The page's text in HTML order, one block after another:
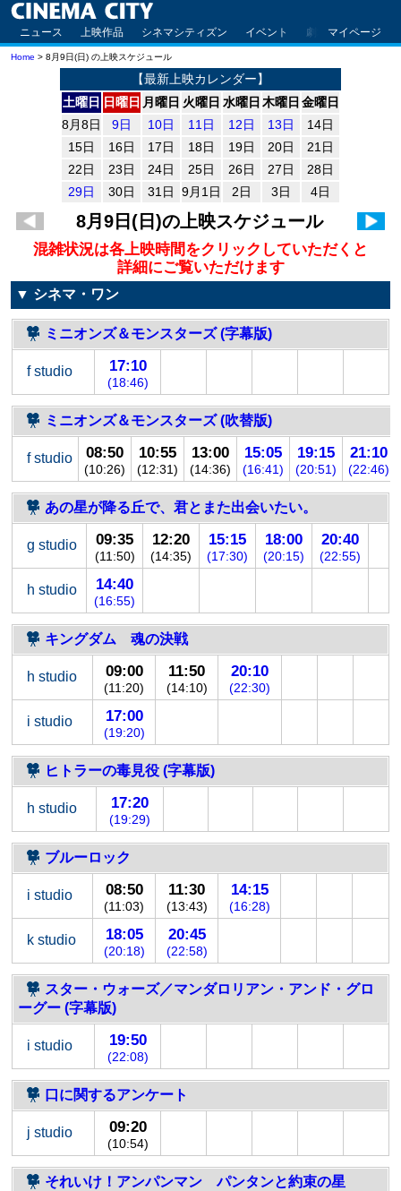
ニュース 上映作品 シネマシティズン イベント 劇場案内 アク
マイページ
Home > 8月9日(日) の上映スケジュール
8月9日(日)の上映スケジュール
混雑状況は各上映時間をクリックしていただくと
詳細にご覧いただけます
▼ シネマ・ワン
ミニオンズ＆モンスターズ (字幕版)
f studio 17:10
(18:46)
ミニオンズ＆モンスターズ (吹替版)
f studio 08:50
(10:26)
10:55
(12:31)
13:00
(14:36)
15:05
(16:41)
19:15
(20:51)
21:10
(22:46)
あの星が降る丘で、君とまた出会いたい。
g studio 09:35
(11:50)
12:20
(14:35)
15:15
(17:30)
18:00
(20:15)
20:40
(22:55)
h studio 14:40
(16:55)
キングダム 魂の決戦
h studio 09:00
(11:20)
11:50
(14:10)
20:10
(22:30)
i studio 17:00
(19:20)
ヒトラーの毒見役 (字幕版)
h studio 17:20
(19:29)
ブルーロック
i studio 08:50
(11:03)
11:30
(13:43)
14:15
(16:28)
k studio 18:05
(20:18)
20:45
(22:58)
スター・ウォーズ／マンダロリアン・アンド・グロ
ーグー (字幕版)
i studio 19:50
(22:08)
口に関するアンケート
j studio 09:20
(10:54)
それいけ！アンパンマン パンタンと約束の星
【最新上映カレンダー】
土曜日 日曜日 月曜日 火曜日 水曜日 木曜日 金曜日
8月8日
9日 10日 11日 12日 13日
14日
15日
16日 17日 18日 19日 20日
21日
22日
23日 24日 25日 26日 27日
28日
29日
30日 31日 9月1日 2日 3日 4日